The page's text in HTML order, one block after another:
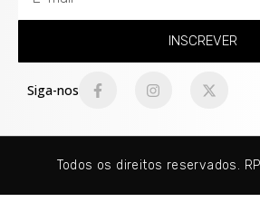
INSCREVER
Siga-nos
Todos os direitos reservados.